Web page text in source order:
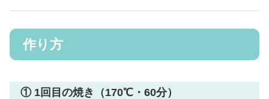
作り方
① 1回目の焼き（170℃・60分）